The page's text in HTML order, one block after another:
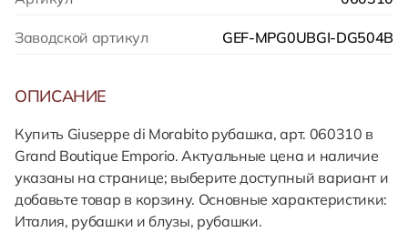
Заводской артикул GEF-MPG0UBGI-DG504B
ОПИСАНИЕ
Купить Giuseppe di Morabito рубашка, арт. 060310 в
Grand Boutique Emporio. Актуальные цена и наличие
указаны на странице; выберите доступный вариант и
добавьте товар в корзину. Основные характеристики:
Италия, рубашки и блузы, рубашки.